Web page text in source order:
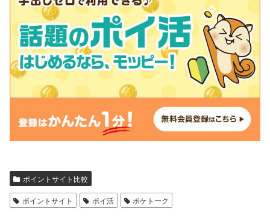
ポイントサイト比較
ポイントサイト ポイ活 ポケトーク